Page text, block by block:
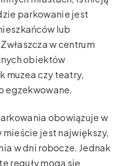
parkowanie jest
lub
w centrum
obiektów
muzea czy teatry,
egzekwowane.
obowiązuje w
jest największy,
w dni robocze. Jednak
reguły mogą się